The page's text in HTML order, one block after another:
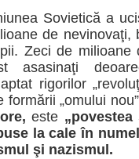
Sovietică a
de nevinovaţi,
Zeci de milioane
asasinaţi
rigorilor
formării „omului
este
la cale în
şi nazismul.